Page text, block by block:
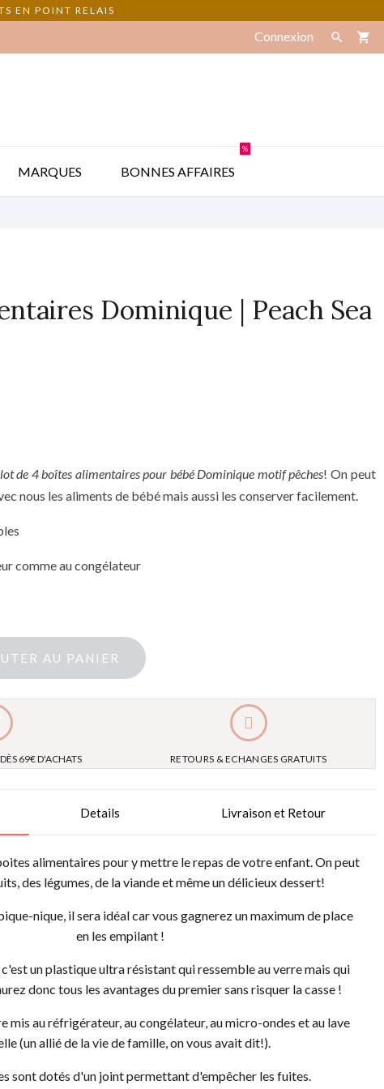
EN POINT RELAIS
Connexion  shopping_cart
MARQUES BONNES AFFAIRES
%
Dominique | Peach Sea
de 4 boîtes alimentaires pour bébé Dominique motif pêches! On peut
nous les aliments de bébé mais aussi les conserver facilement.
comme au congélateur
AU PANIER
69€ D'ACHATS RETOURS & ECHANGES GRATUITS
Details Livraison et Retour
alimentaires pour y mettre le repas de votre enfant. On peut
des légumes, de la viande et même un délicieux dessert!
nique, il sera idéal car vous gagnerez un maximum de place
en les empilant !
un plastique ultra résistant qui ressemble au verre mais qui
donc tous les avantages du premier sans risquer la casse !
mis au réfrigérateur, au congélateur, au micro-ondes et au lave
(un allié de la vie de famille, on vous avait dit!).
sont dotés d'un joint permettant d'empêcher les fuites.